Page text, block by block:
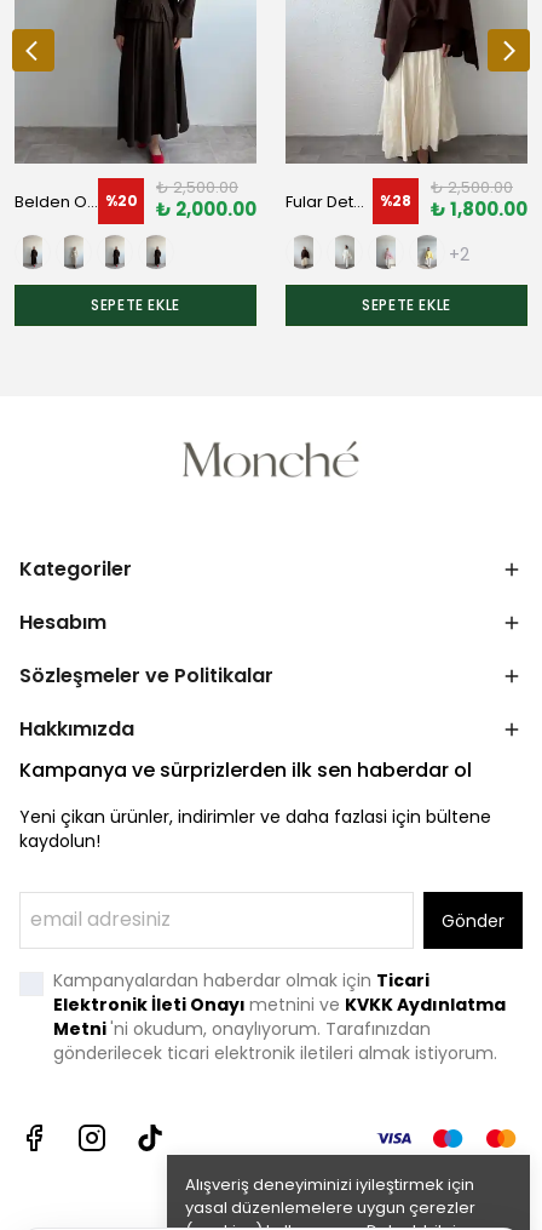
Alışveriş deneyiminizi iyileştirmek için
yasal düzenlemelere uygun çerezler
Belden Oturtmalı Etekli Takım %20
₺ 2,500.00
₺ 2,000.00
SEPETE EKLE
Fular Detaylı Tunik %28
₺ 2,500.00
₺ 1,800.00
+2
SEPETE EKLE
Kategoriler
Hesabım
Sözleşmeler ve Politikalar
Hakkımızda
Kampanya ve sürprizlerden ilk sen haberdar ol
Yeni çikan ürünler, indirimler ve daha fazlasi için bültene
kaydolun!
Gönder
Kampanyalardan haberdar olmak için Ticari
Elektronik İleti Onayı metnini ve KVKK Aydınlatma
Metni'ni okudum, onaylıyorum. Tarafınızdan
gönderilecek ticari elektronik iletileri almak istiyorum.